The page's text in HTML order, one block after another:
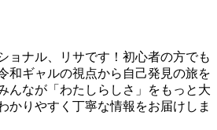
ョナル、リサです！初心者の方でも
和ギャルの視点から自己発見の旅を
んなが「わたしらしさ」をもっと大
かりやすく丁寧な情報をお届けしま